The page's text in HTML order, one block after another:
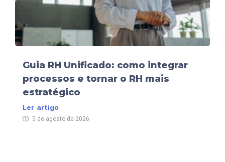
Guia RH Unificado: como integrar
processos e tornar o RH mais
estratégico
Ler artigo
5 de agosto de 2026